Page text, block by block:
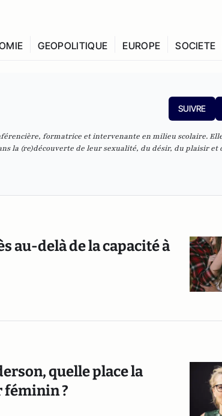
GEOPOLITIQUE EUROPE SOCIETE
SUIVRE
formatrice et intervenante en milieu scolaire.
la (re)découverte de leur sexualité, du désir, du plaisir et
au-delà de la capacité à
quelle place la
féminin ?